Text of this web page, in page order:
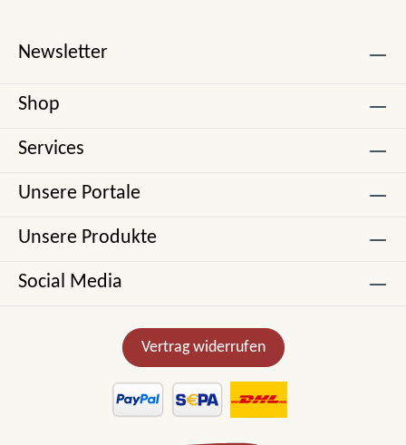
Newsletter
Shop
Services
Unsere Portale
Unsere Produkte
Social Media
Vertrag widerrufen